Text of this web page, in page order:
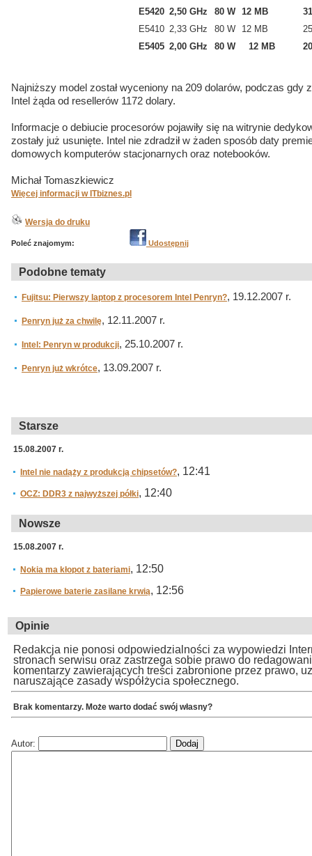
E5420 2,50 GHz 80 W 12 MB
E5410 2,33 GHz 80 W 12 MB
E5405 2,00 GHz 80 W 12 MB
Najniższy model został wyceniony na 209 dolarów, podczas gdy
Intel żąda od resellerów 1172 dolary.
Informacje o debiucie procesorów pojawiły się na witrynie
zostały już usunięte. Intel nie zdradził w żaden sposób daty
domowych komputerów stacjonarnych oraz notebooków.
Michał Tomaszkiewicz
Więcej informacji w ITbiznes.pl
Wersja do druku
Poleć znajomym: Udostępnij
Podobne tematy
Fujitsu: Pierwszy laptop z procesorem Intel Penryn?, 19.12.2007 r.
Penryn już za chwilę, 12.11.2007 r.
Intel: Penryn w produkcji, 25.10.2007 r.
Penryn już wkrótce, 13.09.2007 r.
Starsze
15.08.2007 r.
Intel nie nadąży z produkcją chipsetów?, 12:41
OCZ: DDR3 z najwyższej półki, 12:40
Nowsze
15.08.2007 r.
Nokia ma kłopot z bateriami, 12:50
Papierowe baterie zasilane krwią, 12:56
Opinie
Redakcja nie ponosi odpowiedzialności za wypowiedzi
stronach serwisu oraz zastrzega sobie prawo do
komentarzy zawierających treści zabronione przez prawo,
naruszające zasady współżycia społecznego.
Brak komentarzy. Może warto dodać swój własny?
Autor: